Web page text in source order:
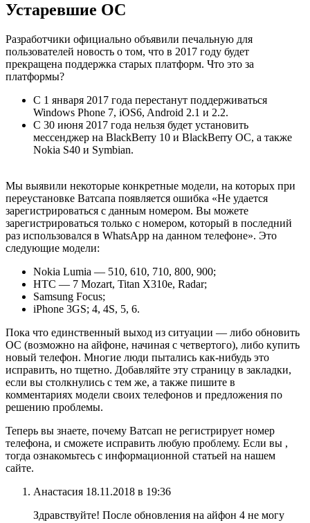
Устаревшие ОС
Разработчики официально объявили печальную для
пользователей новость о том, что в 2017 году будет
прекращена поддержка старых платформ. Что это за
платформы?
С 1 января 2017 года перестанут поддерживаться
Windows Phone 7, iOS6, Android 2.1 и 2.2.
С 30 июня 2017 года нельзя будет установить
мессенджер на BlackBerry 10 и BlackBerry ОС, а также
Nokia S40 и Symbian.
Мы выявили некоторые конкретные модели, на которых при
переустановке Ватсапа появляется ошибка «Не удается
зарегистрироваться с данным номером. Вы можете
зарегистрироваться только с номером, который в последний
раз использовался в WhatsApp на данном телефоне». Это
следующие модели:
Nokia Lumia — 510, 610, 710, 800, 900;
HTC — 7 Mozart, Titan X310e, Radar;
Samsung Focus;
iPhone 3GS; 4, 4S, 5, 6.
Пока что единственный выход из ситуации — либо обновить
ОС (возможно на айфоне, начиная с четвертого), либо купить
новый телефон. Многие люди пытались как-нибудь это
исправить, но тщетно. Добавляйте эту страницу в закладки,
если вы столкнулись с тем же, а также пишите в
комментариях модели своих телефонов и предложения по
решению проблемы.
Теперь вы знаете, почему Ватсап не регистрирует номер
телефона, и сможете исправить любую проблему. Если вы ,
тогда ознакомьтесь с информационной статьей на нашем
сайте.
Анастасия 18.11.2018 в 19:36
Здравствуйте! После обновления на айфон 4 не могу